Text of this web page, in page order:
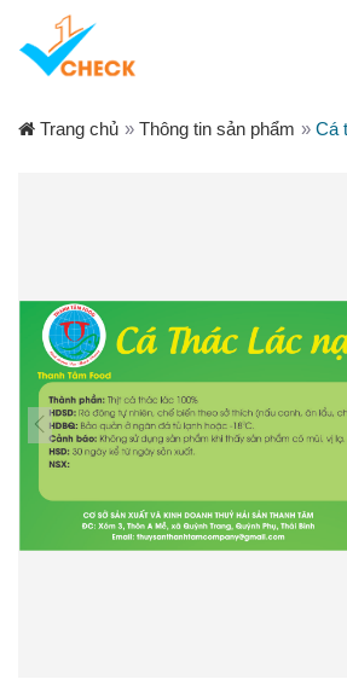
Trang chủ » Thông tin sản phẩm » Cá